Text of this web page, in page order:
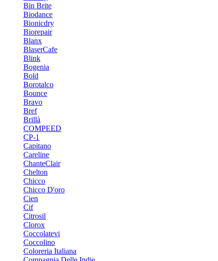
Bin Brite
Biodance
Bionicdry
Biorepair
Blanx
BlaserCafe
Blink
Bogenia
Bold
Borotalco
Bounce
Bravo
Bref
Brillà
COMPEED
CP-1
Capitano
Careline
ChanteСlair
Chelton
Chicco
Chicco D'oro
Cien
Cif
Citrosil
Clorox
Coccolatevi
Coccolino
Coloreria Italiana